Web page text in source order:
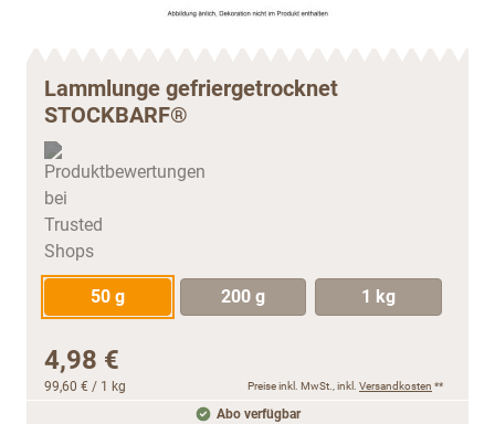
Lammlunge gefriergetrocknet
STOCKBARF®
50 g 200 g 1 kg
4,98 €
99,60 € / 1 kg Preise inkl. MwSt., inkl. Versandkosten **
Abo verfügbar